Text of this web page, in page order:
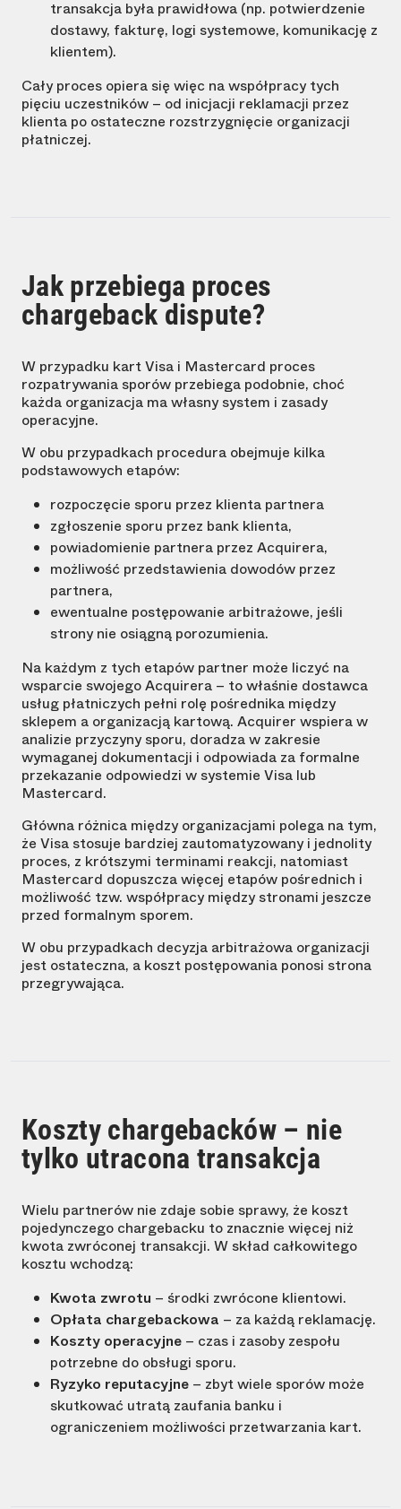
transakcja była prawidłowa (np. potwierdzenie
dostawy, fakturę, logi systemowe, komunikację z
klientem).
Cały proces opiera się więc na współpracy tych
pięciu uczestników – od inicjacji reklamacji przez
klienta po ostateczne rozstrzygnięcie organizacji
płatniczej.
Jak przebiega proces
chargeback dispute?
W przypadku kart Visa i Mastercard proces
rozpatrywania sporów przebiega podobnie, choć
każda organizacja ma własny system i zasady
operacyjne.
W obu przypadkach procedura obejmuje kilka
podstawowych etapów:
rozpoczęcie sporu przez klienta partnera
zgłoszenie sporu przez bank klienta,
powiadomienie partnera przez Acquirera,
możliwość przedstawienia dowodów przez
partnera,
ewentualne postępowanie arbitrażowe, jeśli
strony nie osiągną porozumienia.
Na każdym z tych etapów partner może liczyć na
wsparcie swojego Acquirera – to właśnie dostawca
usług płatniczych pełni rolę pośrednika między
sklepem a organizacją kartową. Acquirer wspiera w
analizie przyczyny sporu, doradza w zakresie
wymaganej dokumentacji i odpowiada za formalne
przekazanie odpowiedzi w systemie Visa lub
Mastercard.
Główna różnica między organizacjami polega na tym,
że Visa stosuje bardziej zautomatyzowany i jednolity
proces, z krótszymi terminami reakcji, natomiast
Mastercard dopuszcza więcej etapów pośrednich i
możliwość tzw. współpracy między stronami jeszcze
przed formalnym sporem.
W obu przypadkach decyzja arbitrażowa organizacji
jest ostateczna, a koszt postępowania ponosi strona
przegrywająca.
Koszty chargebacków – nie
tylko utracona transakcja
Wielu partnerów nie zdaje sobie sprawy, że koszt
pojedynczego chargebacku to znacznie więcej niż
kwota zwróconej transakcji. W skład całkowitego
kosztu wchodzą:
Kwota zwrotu – środki zwrócone klientowi.
Opłata chargebackowa – za każdą reklamację.
Koszty operacyjne – czas i zasoby zespołu
potrzebne do obsługi sporu.
Ryzyko reputacyjne – zbyt wiele sporów może
skutkować utratą zaufania banku i
ograniczeniem możliwości przetwarzania kart.